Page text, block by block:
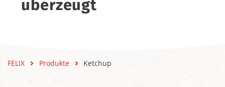
überzeugt
FELIX Produkte Ketchup